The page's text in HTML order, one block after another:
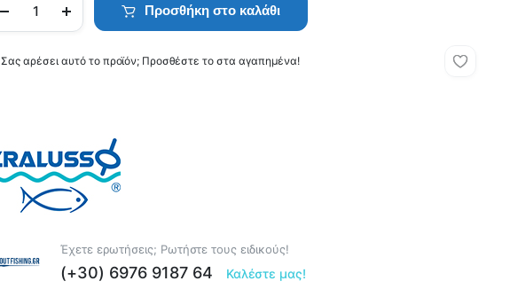
Προσθήκη στο καλάθι
Σας αρέσει αυτό το προϊόν; Προσθέστε το στα αγαπημένα!
Έχετε ερωτήσεις; Ρωτήστε τους ειδικούς!
(+30) 6976 9187 64 Καλέστε μας!